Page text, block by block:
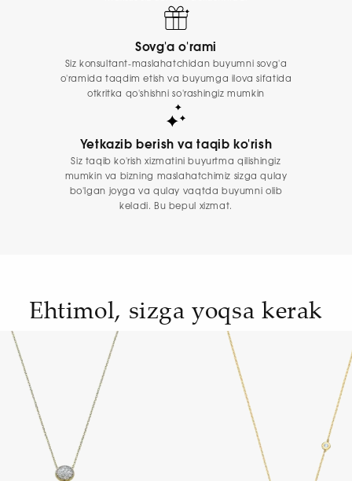
Sovg'a o'rami
Siz konsultant-maslahatchidan buyumni sovg'a
o'ramida taqdim etish va buyumga ilova sifatida
otkritka qo'shishni so'rashingiz mumkin
Yetkazib berish va taqib ko'rish
Siz taqib ko'rish xizmatini buyurtma qilishingiz
mumkin va bizning maslahatchimiz sizga qulay
bo'lgan joyga va qulay vaqtda buyumni olib
keladi. Bu bepul xizmat.
Ehtimol, sizga yoqsa kerak